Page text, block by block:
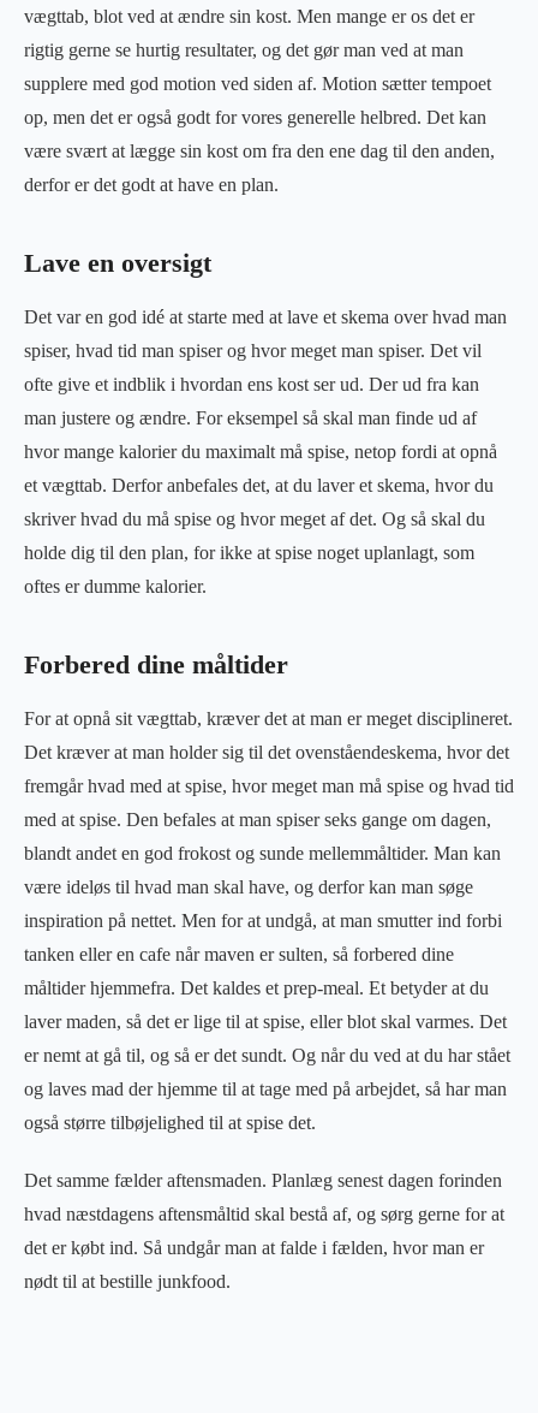
vægttab, blot ved at ændre sin kost. Men mange er os det er
rigtig gerne se hurtig resultater, og det gør man ved at man
supplere med god motion ved siden af. Motion sætter tempoet
op, men det er også godt for vores generelle helbred. Det kan
være svært at lægge sin kost om fra den ene dag til den anden,
derfor er det godt at have en plan.
Lave en oversigt
Det var en god idé at starte med at lave et skema over hvad man
spiser, hvad tid man spiser og hvor meget man spiser. Det vil
ofte give et indblik i hvordan ens kost ser ud. Der ud fra kan
man justere og ændre. For eksempel så skal man finde ud af
hvor mange kalorier du maximalt må spise, netop fordi at opnå
et vægttab. Derfor anbefales det, at du laver et skema, hvor du
skriver hvad du må spise og hvor meget af det. Og så skal du
holde dig til den plan, for ikke at spise noget uplanlagt, som
oftes er dumme kalorier.
Forbered dine måltider
For at opnå sit vægttab, kræver det at man er meget disciplineret.
Det kræver at man holder sig til det ovenståendeskema, hvor det
fremgår hvad med at spise, hvor meget man må spise og hvad tid
med at spise. Den befales at man spiser seks gange om dagen,
blandt andet en god frokost og sunde mellemmåltider. Man kan
være ideløs til hvad man skal have, og derfor kan man søge
inspiration på nettet. Men for at undgå, at man smutter ind forbi
tanken eller en cafe når maven er sulten, så forbered dine
måltider hjemmefra. Det kaldes et prep-meal. Et betyder at du
laver maden, så det er lige til at spise, eller blot skal varmes. Det
er nemt at gå til, og så er det sundt. Og når du ved at du har stået
og laves mad der hjemme til at tage med på arbejdet, så har man
også større tilbøjelighed til at spise det.
Det samme fælder aftensmaden. Planlæg senest dagen forinden
hvad næstdagens aftensmåltid skal bestå af, og sørg gerne for at
det er købt ind. Så undgår man at falde i fælden, hvor man er
nødt til at bestille junkfood.